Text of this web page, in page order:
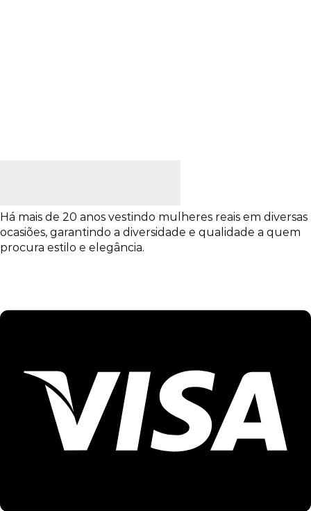
Há mais de 20 anos vestindo mulheres reais em diversas
ocasiões, garantindo a diversidade e qualidade a quem
procura estilo e elegância.